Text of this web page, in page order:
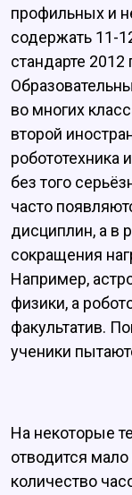
профильных и
содержать 11-
стандарте
во многих
второй
робототехника
без того
часто
дисциплин, а в
сокращения
Например,
физики, а
факультатив.
ученики
На некоторые
отводится
количество